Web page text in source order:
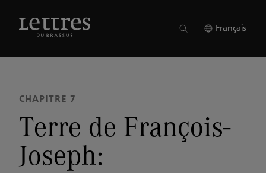
Français
CHAPITRE 7
Terre de François-
Joseph: